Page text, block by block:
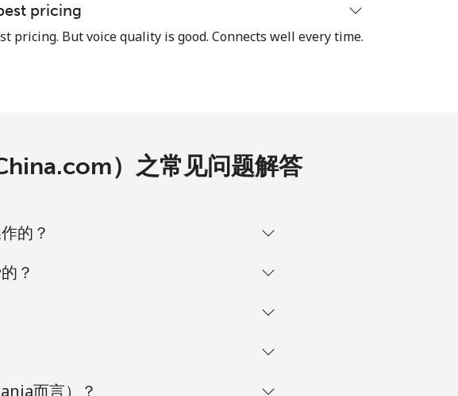
⁦$5⁩
少 ⁦$5⁩
少 ⁦$5⁩
pricing
pricing. But voice quality is good. Connects well every time.
）之常见问题解答
的？
？
而言）？